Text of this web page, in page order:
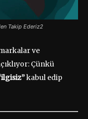
Takip Ederiz2
ve
Çünkü
kabul edip